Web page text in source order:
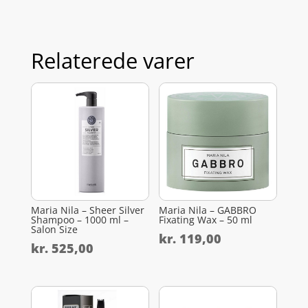
Relaterede varer
Maria Nila – Sheer Silver
Shampoo – 1000 ml –
Salon Size
kr.525,00
Maria Nila – GABBRO
Fixating Wax – 50 ml
kr. 119,00